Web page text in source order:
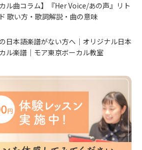
カル曲コラム】『Her Voice/あの声』リト
歌い方・歌詞解説・曲の意味
日本語楽譜がない方へ｜オリジナル日本
ル楽譜｜モア東京ボーカル教室